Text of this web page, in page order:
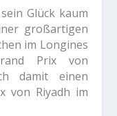
Glück kaum
großartigen
im Longines
Prix von
damit einen
von Riyadh im